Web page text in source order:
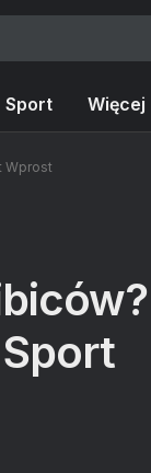
Sport Więcej
Wprost